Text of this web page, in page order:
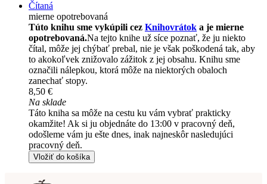
Čítaná
mierne opotrebovaná
Túto knihu sme vykúpili cez Knihovrátok a je mierne
opotrebovaná.Na tejto knihe už síce poznať, že ju niekto
čítal, môže jej chýbať prebal, nie je však poškodená tak, aby
to akokoľvek znižovalo zážitok z jej obsahu. Knihu sme
označili nálepkou, ktorá môže na niektorých obaloch
zanechať stopy.
8,50 €
Na sklade
Táto kniha sa môže na cestu ku vám vybrať prakticky
okamžite! Ak si ju objednáte do 13:00 v pracovný deň,
odošleme vám ju ešte dnes, inak najneskôr nasledujúci
pracovný deň.
Vložiť do košíka